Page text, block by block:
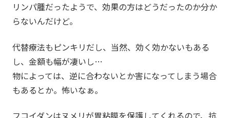
リンパ腫だったようで、効果の方はどうだったのか分か
らないんだけど。
代替療法もピンキリだし、当然、効く効かないもある
し、金額も幅が凄いし…
物によっては、逆に合わないとか害になってしまう場合
もあるとか。怖いなぁ。
フコイダンはヌメリが胃粘膜を保護してくれるので、抗